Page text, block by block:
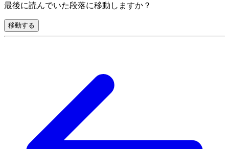
最後に読んでいた段落に移動しますか？
移動する